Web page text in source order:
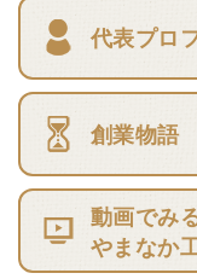
代表プロ
創業物語
動画でみ
やまなか